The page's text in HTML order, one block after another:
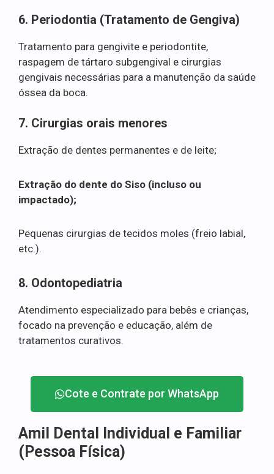
6. Periodontia (Tratamento de Gengiva)
Tratamento para gengivite e periodontite,
raspagem de tártaro subgengival e cirurgias
gengivais necessárias para a manutenção da saúde
óssea da boca.
7. Cirurgias orais menores
Extração de dentes permanentes e de leite;
Extração do dente do Siso (incluso ou
impactado);
Pequenas cirurgias de tecidos moles (freio labial,
etc.).
8. Odontopediatria
Atendimento especializado para bebês e crianças,
focado na prevenção e educação, além de
tratamentos curativos.
Cote e Contrate por WhatsApp
Amil Dental Individual e Familiar
(Pessoa Física)